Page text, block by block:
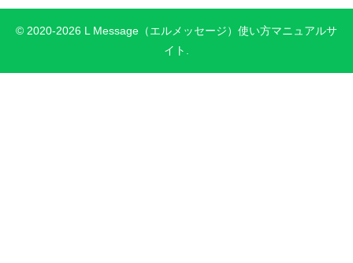
© 2020-2026 L Message（エルメッセージ）使い方マニュアルサ
イト.